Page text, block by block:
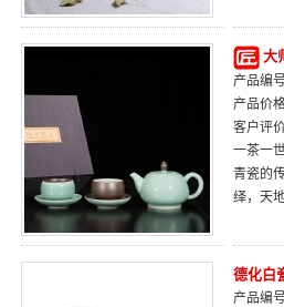
大
产品编
产品价
客户评
一茶一
青瓷的
绎，天
德化白
产品编